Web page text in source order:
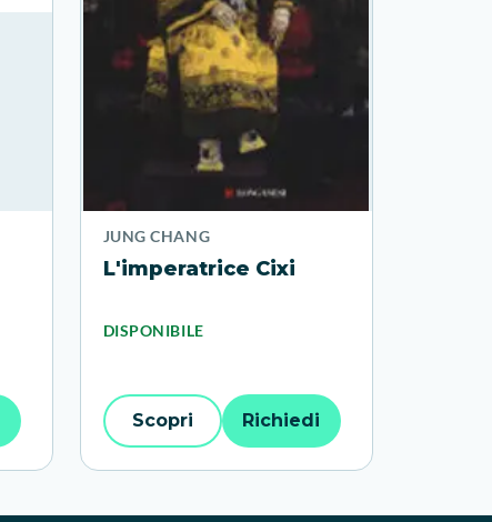
JUNG CHANG
L'imperatrice Cixi
DISPONIBILE
Scopri Richiedi